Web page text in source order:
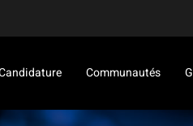
Communautés